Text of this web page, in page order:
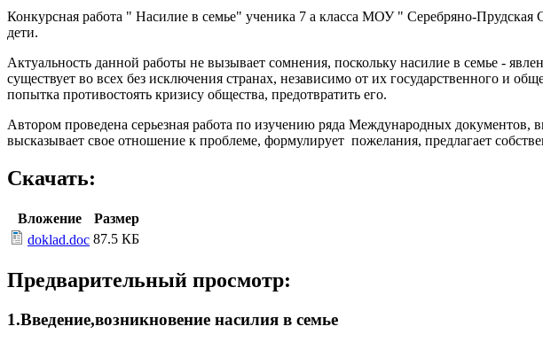
Конкурсная работа " Насилие в семье" ученика 7 а класса МОУ " Серебряно-
дети.
Актуальность данной работы не вызывает сомнения, поскольку насилие в семье -
существует во всех без исключения странах, независимо от их государственного и
попытка противостоять кризису общества, предотвратить его.
Автором проведена серьезная работа по изучению ряда Международных
высказывает свое отношение к проблеме, формулирует пожелания, предлагает
Скачать:
Вложение
Размер
doklad.doc 87.5 КБ
Предварительный просмотр:
1.Введение,возникновение насилия в семье